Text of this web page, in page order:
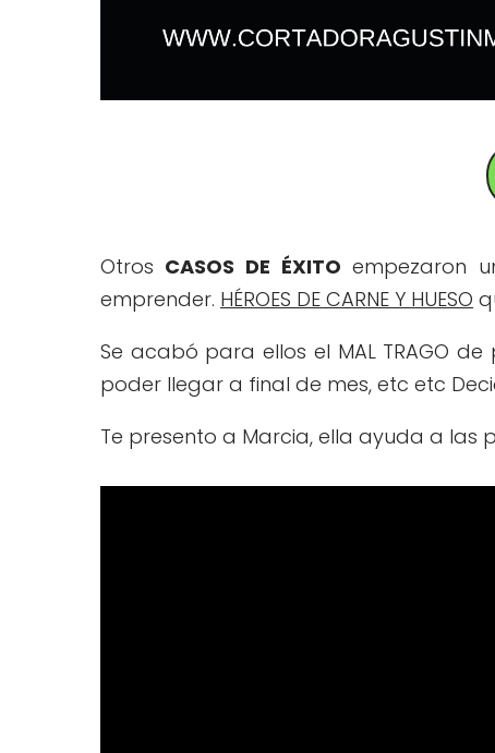
Otros CASOS DE ÉXITO empezaron
emprender. HÉROES DE CARNE Y HUESO
Se acabó para ellos el MAL TRAGO
poder llegar a final de mes, etc etc
Te presento a Marcia, ella ayuda a las